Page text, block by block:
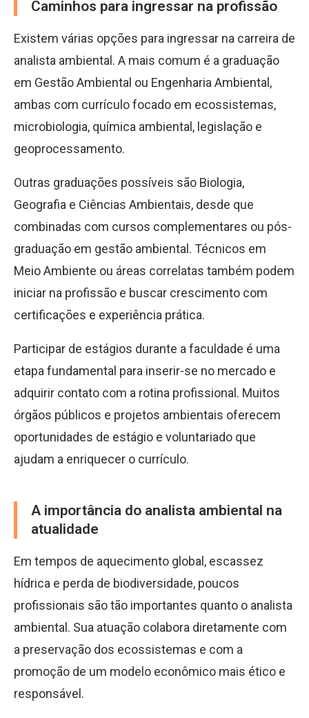
Caminhos para ingressar na profissão
Existem várias opções para ingressar na carreira de
analista ambiental. A mais comum é a graduação
em Gestão Ambiental ou Engenharia Ambiental,
ambas com currículo focado em ecossistemas,
microbiologia, química ambiental, legislação e
geoprocessamento.
Outras graduações possíveis são Biologia,
Geografia e Ciências Ambientais, desde que
combinadas com cursos complementares ou pós-
graduação em gestão ambiental. Técnicos em
Meio Ambiente ou áreas correlatas também podem
iniciar na profissão e buscar crescimento com
certificações e experiência prática.
Participar de estágios durante a faculdade é uma
etapa fundamental para inserir-se no mercado e
adquirir contato com a rotina profissional. Muitos
órgãos públicos e projetos ambientais oferecem
oportunidades de estágio e voluntariado que
ajudam a enriquecer o currículo.
A importância do analista ambiental na
atualidade
Em tempos de aquecimento global, escassez
hídrica e perda de biodiversidade, poucos
profissionais são tão importantes quanto o analista
ambiental. Sua atuação colabora diretamente com
a preservação dos ecossistemas e com a
promoção de um modelo econômico mais ético e
responsável.